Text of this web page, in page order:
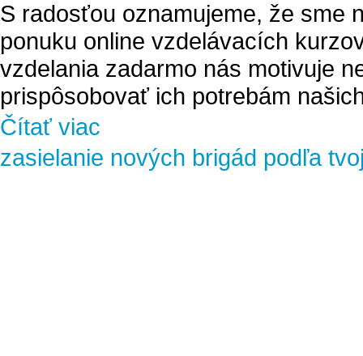
S radosťou oznamujeme, že sme
ponuku online vzdelávacích
vzdelania zadarmo nás motivuje
prispôsobovať ich potrebám
Čítať viac
zasielanie nových brigád podľa